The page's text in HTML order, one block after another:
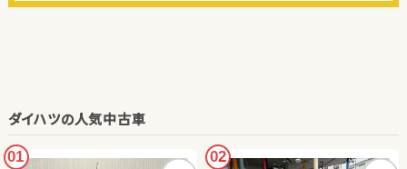
ダイハツの人気中古車
01 02